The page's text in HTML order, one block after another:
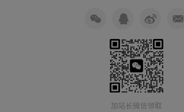
加站长微信领取